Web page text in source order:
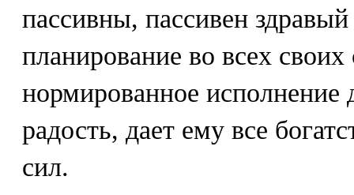
пассивны, пассивен
планирование во всех
нормированное исполнение
радость, дает ему все
сил.